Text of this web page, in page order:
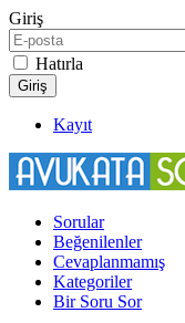
Giriş
Hatırla
Kayıt
Sorular
Beğenilenler
Cevaplanmamış
Kategoriler
Bir Soru Sor